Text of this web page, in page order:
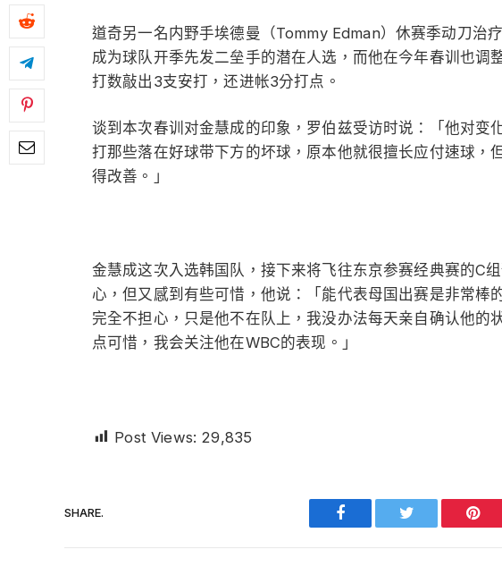
道奇另一名内野手埃德曼（Tommy Edman）休赛季动刀治
成为球队开季先发二垒手的潜在人选，而他在今年春训也调
打数敲出3支安打，还进帐3分打点。
谈到本次春训对金慧成的印象，罗伯兹受访时说：「他对变
打那些落在好球带下方的坏球，原本他就很擅长应付速球，
得改善。」
金慧成这次入选韩国队，接下来将飞往东京参赛经典赛的C
心，但又感到有些可惜，他说：「能代表母国出赛是非常棒
完全不担心，只是他不在队上，我没办法每天亲自确认他的
点可惜，我会关注他在WBC的表现。」
Post Views: 29,835
SHARE.
Facebook Twitter